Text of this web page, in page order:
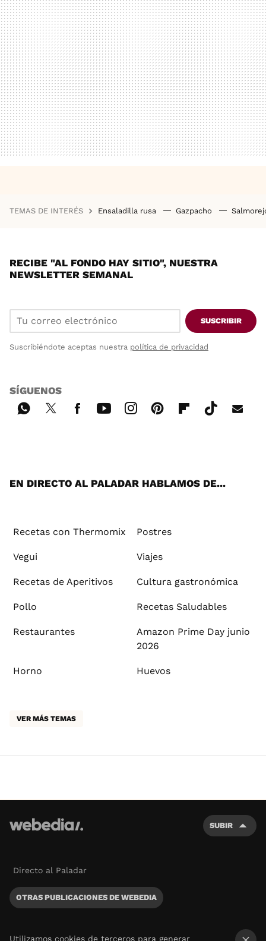
TEMAS DE INTERÉS Ensaladilla rusa Gazpacho
RECIBE "AL FONDO HAY SITIO", NUESTRA
NEWSLETTER SEMANAL
SUSCRIBIR
Suscribiéndote aceptas nuestra política de privacidad
SÍGUENOS
EN DIRECTO AL PALADAR HABLAMOS DE...
Recetas con Thermomix Postres
Vegui Viajes
Recetas de Aperitivos Cultura gastronómica
Pollo Recetas Saludables
Restaurantes
Amazon Prime Day junio
2026
Horno Huevos
VER MÁS TEMAS
SUBIR
Directo al Paladar
OTRAS PUBLICACIONES DE WEBEDIA
Utilizamos cookies de terceros para generar